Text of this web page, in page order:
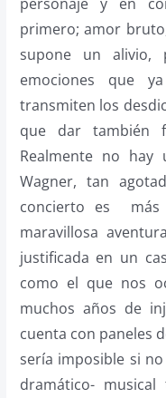
primero; amor
supone un alivio,
emociones que
transmiten los
que dar también
Realmente no
Wagner, tan
concierto es más
maravillosa
justificada en un
como el que nos
muchos años de
cuenta con paneles
sería imposible si
dramático-